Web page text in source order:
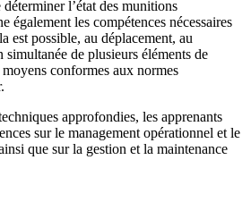
l’état des munitions
également les compétences nécessaires
est possible, au déplacement, au
simultanée de plusieurs éléments de
conformes aux normes
approfondies, les apprenants
sur le management opérationnel et le
que sur la gestion et la maintenance